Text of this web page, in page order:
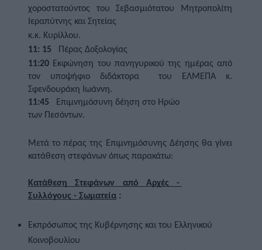
χοροστατούντος του Σεβασμιότατου Μητροπολίτη
Ιεραπύτνης και Σητείας
κ.κ. Κυρίλλου.
11: 15 Πέρας Δοξολογίας
11:20 Εκφώνηση του πανηγυρικού της ημέρας από
τον υποψήφιο διδάκτορα  του ΕΛΜΕΠΑ κ.
Σφενδουράκη Ιωάννη.
11:45 Επιμνημόσυνη δέηση στο Ηρώο
των Πεσόντων.
Μετά το πέρας της Επιμνημόσυνης Δέησης θα γίνει
κατάθεση στεφάνων όπως παρακάτω:
Κατάθεση  Στεφάνων  από  Αρχές  -
Συλλόγους - Σωματεία :
Εκπρόσωπος της Κυβέρνησης και του Ελληνικού
Κοινοβουλίου